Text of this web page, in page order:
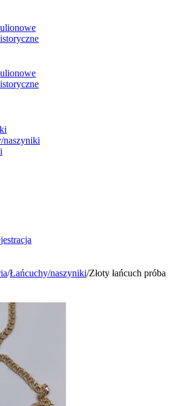
naszyniki
/Łańcuchy/naszyniki/Złoty łańcuch próba